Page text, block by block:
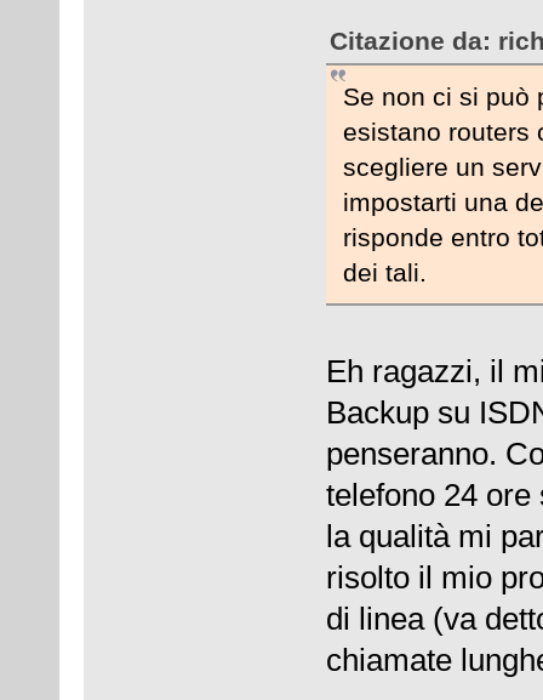
Citazione da:
Se non ci si può
esistano routers
scegliere un
impostarti una
risponde entro
dei tali.
Eh ragazzi, il
Backup su
penseranno.
telefono 24 ore
la qualità mi
risolto il mio
di linea (va
chiamate